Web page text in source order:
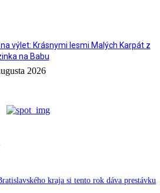
výlet: Krásnymi lesmi Malých Karpát z
na Babu
2026
kraja si tento rok dáva prestávku